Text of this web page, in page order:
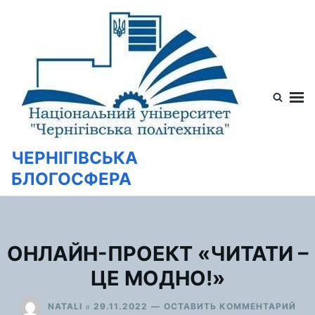
содержимому
ЧЕРНІГІВСЬКА
БЛОГОСФЕРА
ОНЛАЙН-ПРОЕКТ «ЧИТАТИ –
ЦЕ МОДНО!»
NATALI в 29.11.2022 ОСТАВИТЬ КОММЕНТАРИЙ